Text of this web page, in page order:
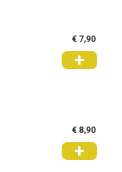
€ 7,90
+
€ 8,90
+